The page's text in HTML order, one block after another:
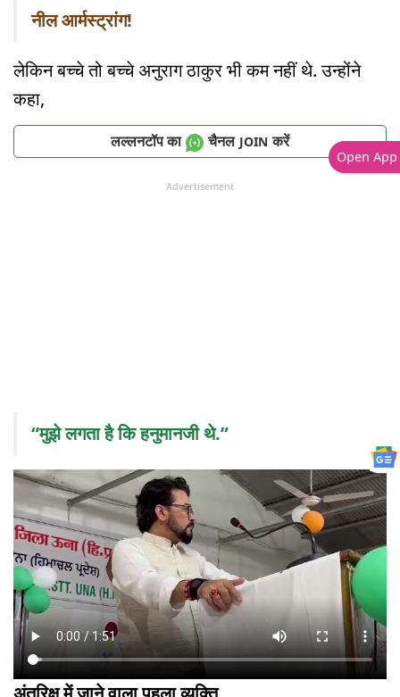
नील आर्मस्ट्रांग!
लेकिन बच्चे तो बच्चे अनुराग ठाकुर भी कम नहीं थे. उन्होंने
कहा,
लल्लनटॉप का चैनल JOIN करें
Advertisement
“मुझे लगता है कि हनुमानजी थे.”
Open App